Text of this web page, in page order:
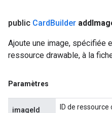
public CardBuilder add
Ajoute une image, spécifiée
ressource drawable, à la
Paramètres
imageId ID de